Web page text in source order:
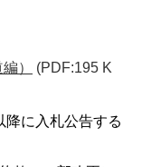
）
(PDF:195 K
に入札公告する